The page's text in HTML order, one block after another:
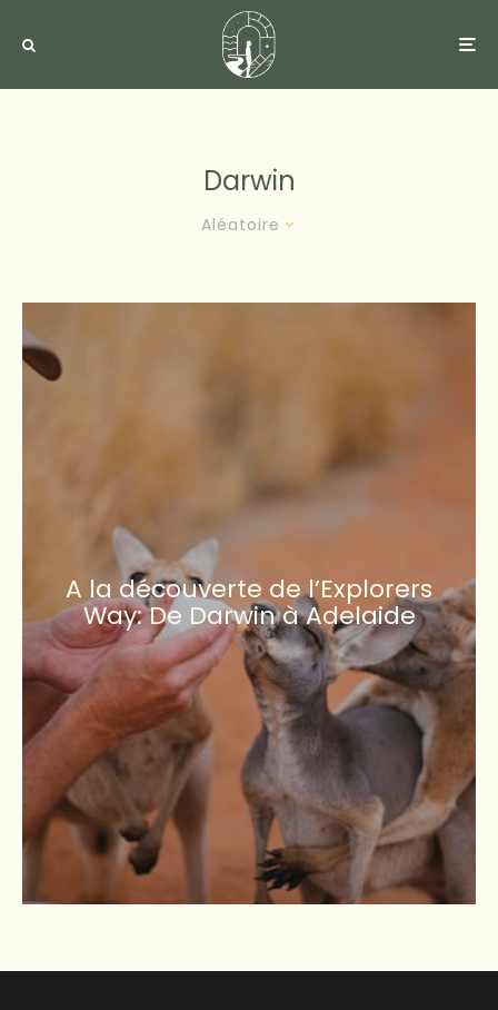
Darwin
Aléatoire
A la découverte de l’Explorers
Way: De Darwin à Adelaide